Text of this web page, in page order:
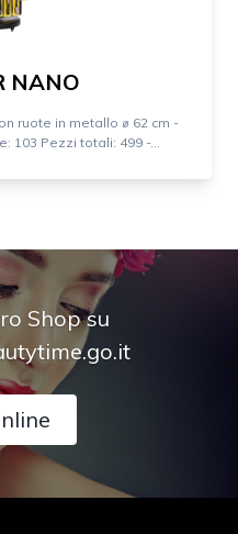
NANO
ruote in metallo ⌀ 62 cm -
103 Pezzi totali: 499 -...
Shop su